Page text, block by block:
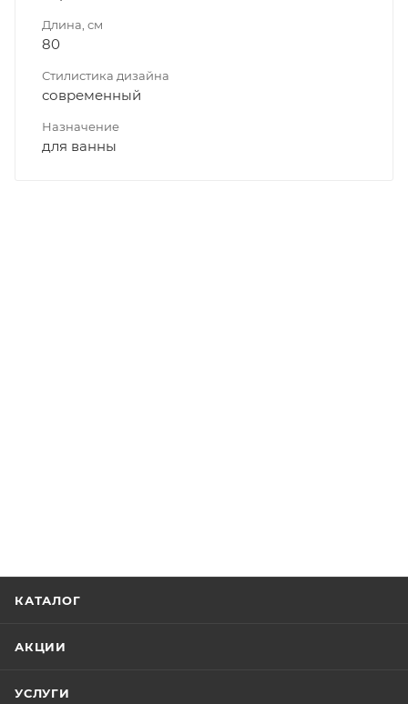
Длина, см
80
Стилистика дизайна
современный
Назначение
для ванны
КАТАЛОГ
АКЦИИ
УСЛУГИ